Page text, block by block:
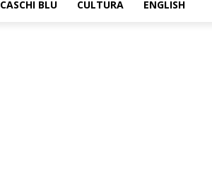
CASCHI BLU CULTURA ENGLISH